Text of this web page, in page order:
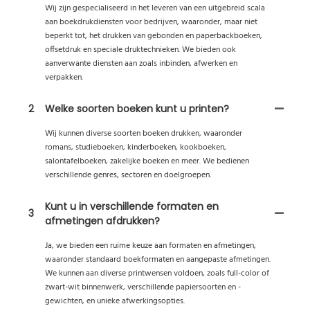
Wij zijn gespecialiseerd in het leveren van een uitgebreid scala
aan boekdrukdiensten voor bedrijven, waaronder, maar niet
beperkt tot, het drukken van gebonden en paperbackboeken,
offsetdruk en speciale druktechnieken. We bieden ook
aanverwante diensten aan zoals inbinden, afwerken en
verpakken.
2
Welke soorten boeken kunt u printen?
Wij kunnen diverse soorten boeken drukken, waaronder
romans, studieboeken, kinderboeken, kookboeken,
salontafelboeken, zakelijke boeken en meer. We bedienen
verschillende genres, sectoren en doelgroepen.
3
Kunt u in verschillende formaten en
afmetingen afdrukken?
Ja, we bieden een ruime keuze aan formaten en afmetingen,
waaronder standaard boekformaten en aangepaste afmetingen.
We kunnen aan diverse printwensen voldoen, zoals full-color of
zwart-wit binnenwerk, verschillende papiersoorten en -
gewichten, en unieke afwerkingsopties.